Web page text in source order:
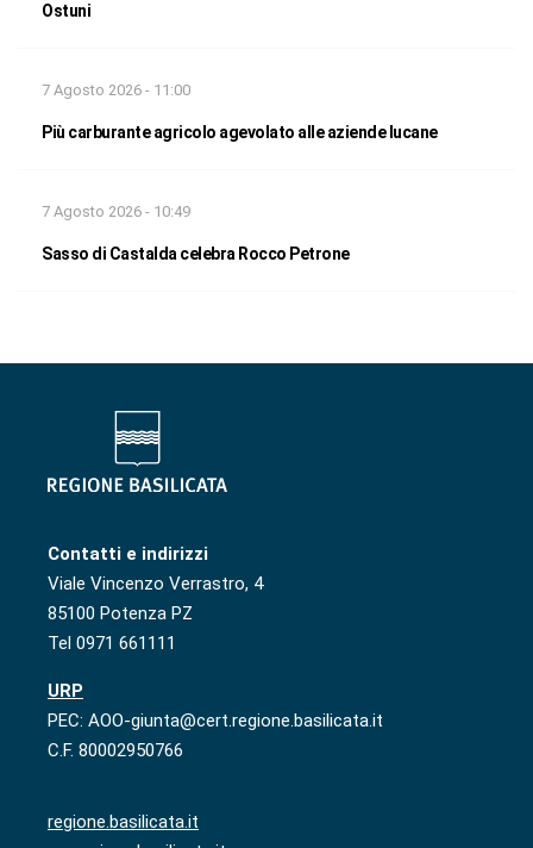
Ostuni
7 Agosto 2026 - 11:00
Più carburante agricolo agevolato alle aziende lucane
7 Agosto 2026 - 10:49
Sasso di Castalda celebra Rocco Petrone
Contatti e indirizzi
Viale Vincenzo Verrastro, 4
85100 Potenza PZ
Tel 0971 661111
URP
PEC: AOO-giunta@cert.regione.basilicata.it
C.F. 80002950766
regione.basilicata.it